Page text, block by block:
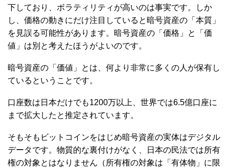
下しており、ボラティリティが高いのは事実です。しか
し、価格の動きにだけ注目していると暗号資産の「本質」
を見誤る可能性があります。暗号資産の「価格」と「価
値」は別と考えたほうがよいのです。
暗号資産の「価値」とは、何より非常に多くの人が保有し
ているということです。
口座数は日本だけでも1200万以上、世界では6.5億口座に
まで拡大したと推定されています。
そもそもビットコインをはじめ暗号資産の実体はデジタル
データです。物質的な裏付けがなく、日本の民法では所有
権の対象とはなりません（所有権の対象は「有体物」に限